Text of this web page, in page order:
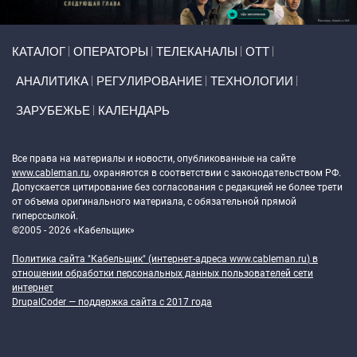
КАТАЛОГ ОПЕРАТОРЫ ТЕЛЕКАНАЛЫ ОТТ
АНАЛИТИКА РЕГУЛИРОВАНИЕ ТЕХНОЛОГИИ
ЗАРУБЕЖЬЕ КАЛЕНДАРЬ
Все права на материалы и новости, опубликованные на сайте
www.cableman.ru, охраняются в соответствии с законодательством РФ.
Допускается цитирование без согласования с редакцией не более трети
от объема оригинального материала, с обязательной прямой
гиперссылкой.
©2005 - 2026 «Кабельщик»
Политика сайта "Кабельщик" (интернет-адреса www.cableman.ru) в
отношении обработки персональных данных пользователей сети
интернет
DrupalCoder — поддержка сайта c 2017 года